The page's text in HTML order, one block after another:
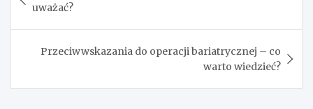
uważać?
Przeciwwskazania do operacji bariatrycznej – co
warto wiedzieć?